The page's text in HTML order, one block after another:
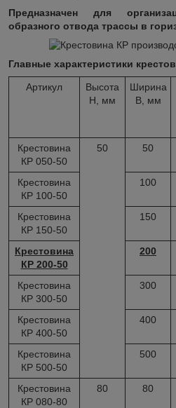
Предназначен для
образного отвода трассы в
Главные характеристики
Артикул
Высота
H, мм
Ширина
B, мм
Крестовина
КР 050-50
50 50
Крестовина
КР 100-50
100
Крестовина
КР 150-50
150
Крестовина
КР 200-50
200
Крестовина
КР 300-50
300
Крестовина
КР 400-50
400
Крестовина
КР 500-50
500
Крестовина
КР 080-80
80 80